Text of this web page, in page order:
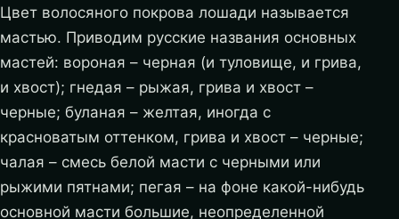
Цвет волосяного покрова лошади называется
мастью. Приводим русские названия основных
мастей: вороная – черная (и туловище, и грива,
и хвост); гнедая – рыжая, грива и хвост –
черные; буланая – желтая, иногда с
красноватым оттенком, грива и хвост – черные;
чалая – смесь белой масти с черными или
рыжими пятнами; пегая – на фоне какой-нибудь
основной масти большие, неопределенной